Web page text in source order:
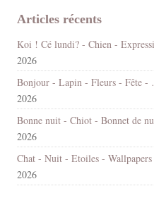
Articles récents
2026
Bonjour -
2026
2026
2026